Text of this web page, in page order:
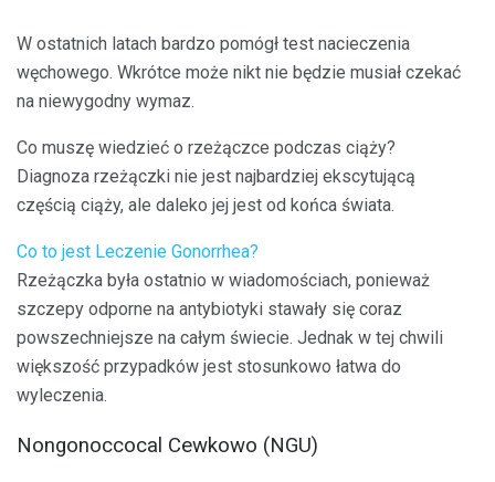
W ostatnich latach bardzo pomógł test nacieczenia
węchowego. Wkrótce może nikt nie będzie musiał czekać
na niewygodny wymaz.
Co muszę wiedzieć o rzeżączce podczas ciąży?
Diagnoza rzeżączki nie jest najbardziej ekscytującą
częścią ciąży, ale daleko jej jest od końca świata.
Co to jest Leczenie Gonorrhea?
Rzeżączka była ostatnio w wiadomościach, ponieważ
szczepy odporne na antybiotyki stawały się coraz
powszechniejsze na całym świecie. Jednak w tej chwili
większość przypadków jest stosunkowo łatwa do
wyleczenia.
Nongonoccocal Cewkowo (NGU)